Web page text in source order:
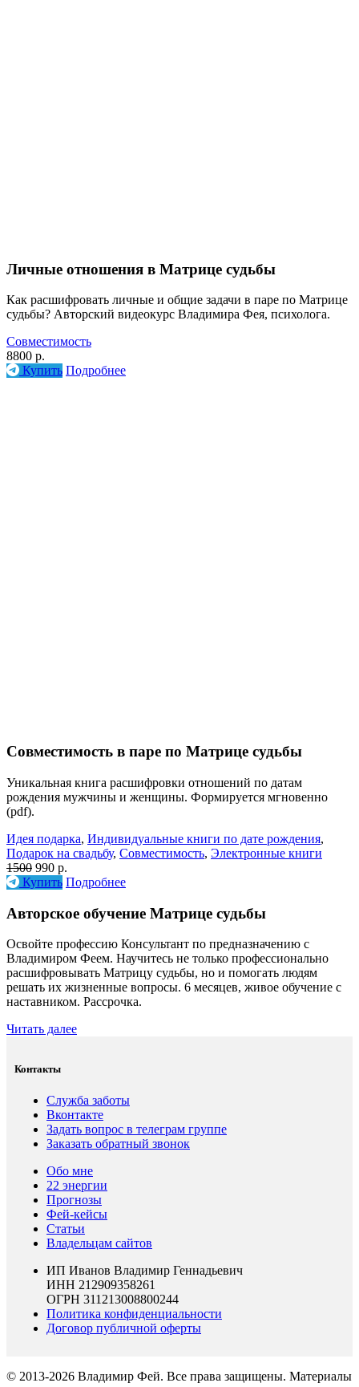
Личные отношения в Матрице судьбы
Как расшифровать личные и общие задачи в паре по Матрице
судьбы? Авторский видеокурс Владимира Фея, психолога.
Совместимость
8800 р.
Купить Подробнее
Cовместимость в паре по Матрице судьбы
Уникальная книга расшифровки отношений по датам
рождения мужчины и женщины. Формируется мгновенно
(pdf).
Идея подарка, Индивидуальные книги по дате рождения,
Подарок на свадьбу, Совместимость, Электронные книги
1500 990 р.
Купить Подробнее
Авторское обучение Матрице судьбы
Освойте профессию Консультант по предназначению с
Владимиром Феем. Научитесь не только профессионально
расшифровывать Матрицу судьбы, но и помогать людям
решать их жизненные вопросы. 6 месяцев, живое обучение с
наставником. Рассрочка.
Читать далее
Контакты
Служба заботы
Вконтакте
Задать вопрос в телеграм группе
Заказать обратный звонок
Обо мне
22 энергии
Прогнозы
Фей-кейсы
Статьи
Владельцам сайтов
ИП Иванов Владимир Геннадьевич
ИНН 212909358261
ОГРН 311213008800244
Политика конфиденциальности
Договор публичной оферты
© 2013-2026 Владимир Фей. Все права защищены. Материалы